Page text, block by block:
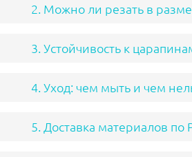
2. Можно ли резать в
3. Устойчивость к
4. Уход: чем мыть и чем
5. Доставка материалов по